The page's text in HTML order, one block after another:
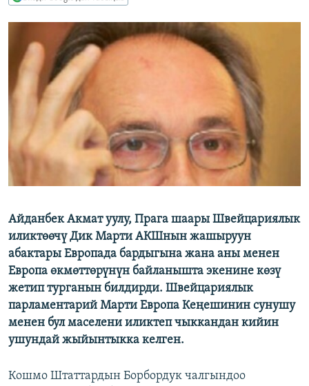
ЭЖЕ-СИҢДИЛЕР
АЗАТТЫК+
ЫҢГАЙСЫЗ СУРООЛОР
Русский
ОНЛАЙН ШЕРИНЕ
ЭЕ/АРнун бардык сайттары
Айданбек Акмат уулу, Прага шаары Швейцариялык
иликтөөчү Дик Марти АКШнын жашыруун
абактары Европада бардыгына жана аны менен
Европа өкмөттөрүнүн байланышта экенине көзү
жетип турганын билдирди. Швейцариялык
парламентарий Марти Европа Кеңешинин сунушу
менен бул маселени иликтеп чыккандан кийин
ушундай жыйынтыкка келген.
Кошмо Штаттардын Борбордук чалгындоо